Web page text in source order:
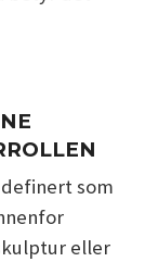
som
eller